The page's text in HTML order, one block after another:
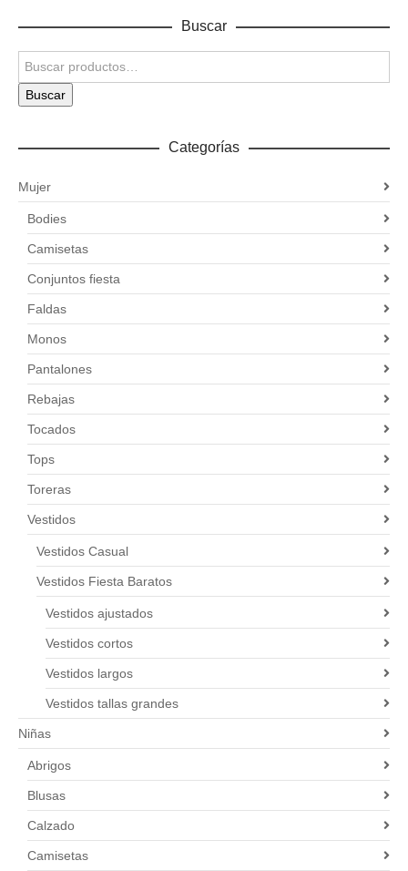
Buscar
Buscar
Categorías
Mujer
Bodies
Camisetas
Conjuntos fiesta
Faldas
Monos
Pantalones
Rebajas
Tocados
Tops
Toreras
Vestidos
Vestidos Casual
Vestidos Fiesta Baratos
Vestidos ajustados
Vestidos cortos
Vestidos largos
Vestidos tallas grandes
Niñas
Abrigos
Blusas
Calzado
Camisetas